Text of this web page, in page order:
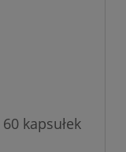
kapsułek